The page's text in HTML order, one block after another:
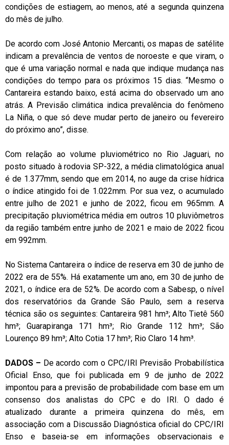
condições de estiagem, ao menos, até a segunda quinzena
do mês de julho.
De acordo com José Antonio Mercanti, os mapas de satélite
indicam a prevalência de ventos de noroeste e que viram, o
que é uma variação normal e nada que indique mudança nas
condições do tempo para os próximos 15 dias. “Mesmo o
Cantareira estando baixo, está acima do observado um ano
atrás. A Previsão climática indica prevalência do fenômeno
La Niña, o que só deve mudar perto de janeiro ou fevereiro
do próximo ano”, disse.
Com relação ao volume pluviométrico no Rio Jaguari, no
posto situado à rodovia SP-322, a média climatológica anual
é de 1.377mm, sendo que em 2014, no auge da crise hídrica
o índice atingido foi de 1.022mm. Por sua vez, o acumulado
entre julho de 2021 e junho de 2022, ficou em 965mm. A
precipitação pluviométrica média em outros 10 pluviômetros
da região também entre junho de 2021 e maio de 2022 ficou
em 992mm.
No Sistema Cantareira o índice de reserva em 30 de junho de
2022 era de 55%. Há exatamente um ano, em 30 de junho de
2021, o índice era de 52%. De acordo com a Sabesp, o nível
dos reservatórios da Grande São Paulo, sem a reserva
técnica são os seguintes: Cantareira 981 hm³; Alto Tietê 560
hm³; Guarapiranga 171 hm³; Rio Grande 112 hm³; São
Lourenço 89 hm³; Alto Cotia 17 hm³; Rio Claro 14 hm³.
DADOS – De acordo com o CPC/IRI Previsão Probabilística
Oficial Enso, que foi publicada em 9 de junho de 2022
impontou para a previsão de probabilidade com base em um
consenso dos analistas do CPC e do IRI. O dado é
atualizado durante a primeira quinzena do mês, em
associação com a Discussão Diagnóstica oficial do CPC/IRI
Enso e baseia-se em informações observacionais e